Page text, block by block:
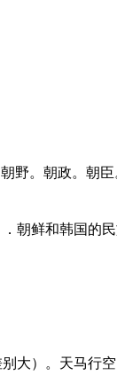
野。朝政。朝臣
朝鲜和韩国的民
大）。天马行